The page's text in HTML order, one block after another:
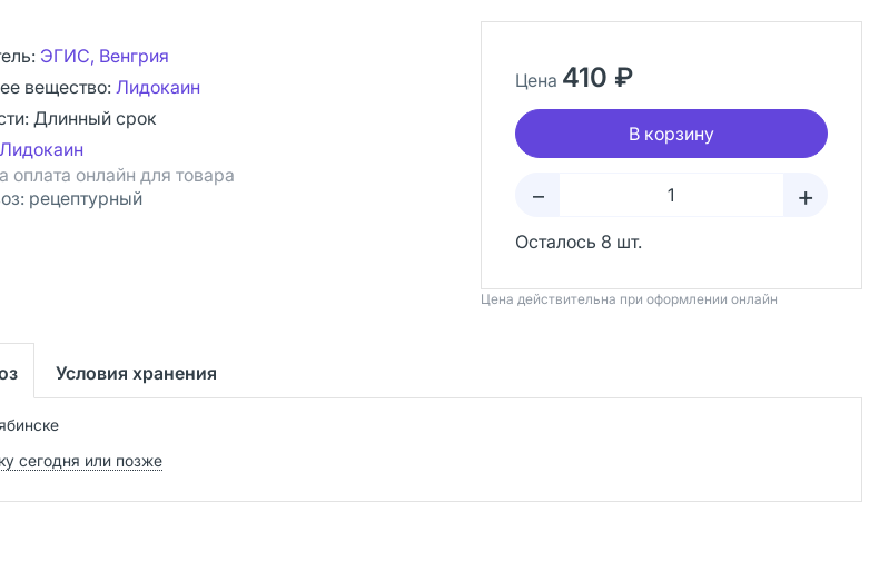
ЭГИС, Венгрия
вещество: Лидокаин
Длинный срок
оплата онлайн для товара
рецептурный
Цена 410 ₽
В корзину
– +
Осталось 8 шт.
Цена действительна при оформлении онлайн
Условия хранения
сегодня или позже